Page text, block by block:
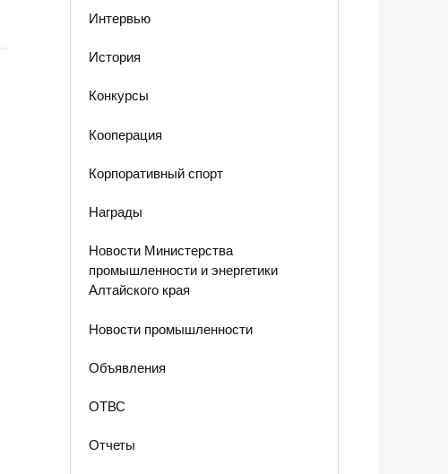
Интервью
История
Конкурсы
Кооперация
Корпоративный спорт
Награды
Новости Министерства
промышленности и энергетики
Алтайского края
Новости промышленности
Объявления
ОТВС
Отчеты